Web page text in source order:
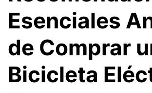
Esenciales
de Comprar
Bicicleta